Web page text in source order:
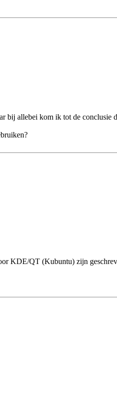
bij allebei kom ik tot de
KDE/QT (Kubuntu) zijn